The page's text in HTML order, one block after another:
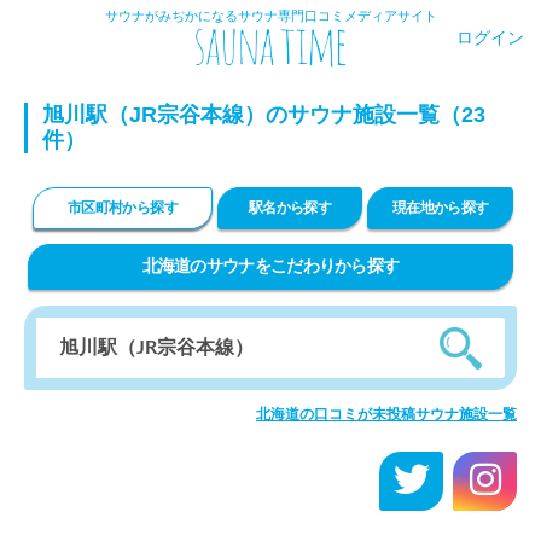
サウナがみぢかになるサウナ専門口コミメディアサイト
ログイン
旭川駅（JR宗谷本線）のサウナ施設一覧（23
件）
市区町村から探す 駅名から探す 現在地から探す
北海道のサウナをこだわりから探す
北海道の口コミが未投稿サウナ施設一覧